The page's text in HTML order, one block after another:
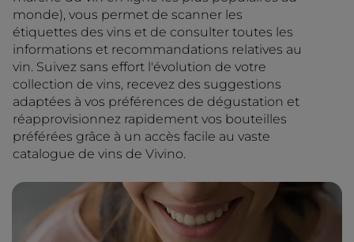
monde), vous permet de scanner les
étiquettes des vins et de consulter toutes les
informations et recommandations relatives au
vin. Suivez sans effort l'évolution de votre
collection de vins, recevez des suggestions
adaptées à vos préférences de dégustation et
réapprovisionnez rapidement vos bouteilles
préférées grâce à un accès facile au vaste
catalogue de vins de Vivino.